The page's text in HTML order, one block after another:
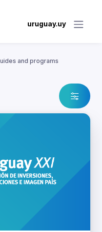
uruguay.uy
and programs